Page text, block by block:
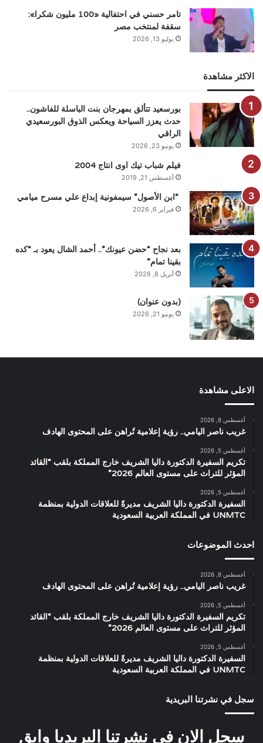
تامر حسني في احتفالية «100 مليون شكرا»:
سقفة لمنتخب مصر
يوليو 13, 2026
الاكثر مشاهدة
بورسعيد تتألق بمهرجان بنت الباسلة للفاشون..
حدث يعزز السياحة ويعكس الذوق البورسعيدي
الراقي
يونيو 23, 2026
فيلم شباب تيك اوى انتاج 2004
أغسطس 21, 2019
“ابن الأصول” سيمفونية إبداع علي مسرح ميامي
فبراير 6, 2026
بعد نجاح “حضن عيونك”.. أحمد الشال يعود بـ “كده
بقينا تمام”
أبريل 8, 2026
(بدون عنوان)
يونيو 21, 2026
الاعلى مشاهدة
أغسطس 8, 2026
غريب ناصر اليامي.. رؤية إعلامية تُراهن على المحتوى الهادف
أغسطس 5, 2026
تكريم السفيرة الدكتورة داليا الشريف خارج المملكة بلقب “القائد
المؤثر للتراث على مستوى العالم 2026”
أغسطس 5, 2026
السفيرة الدكتورة داليا الشريف مديرةً للعلاقات الدولية بمنظمة
UNMTC في المملكة العربية السعودية
احدث الموضوعات
أغسطس 8, 2026
غريب ناصر اليامي.. رؤية إعلامية تُراهن على المحتوى الهادف
أغسطس 5, 2026
تكريم السفيرة الدكتورة داليا الشريف خارج المملكة بلقب “القائد
المؤثر للتراث على مستوى العالم 2026”
أغسطس 5, 2026
السفيرة الدكتورة داليا الشريف مديرةً للعلاقات الدولية بمنظمة
UNMTC في المملكة العربية السعودية
سجل في نشرتنا البريدية
سجل الان في نشرتنا البريديا وابق